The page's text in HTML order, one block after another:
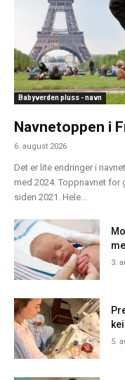
Babyverden pluss - navn
Navnetoppen i
6. august 2026
Det er lite endringer i
med 2024. Toppnavnet for
siden 2021. Hele...
3.
5.